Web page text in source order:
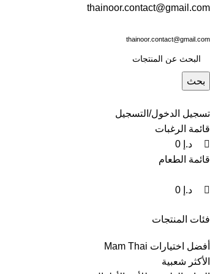
thainoor.contact@gmail.com
thainoor.contact@gmail.com
بحث
تسجيل الدخول/التسجيل
قائمة الرغبات
د.إ
قائمة الطعام
د.إ
فئات المنتجات
أفضل اختيارات Mam Thai
الأكثر شعبية